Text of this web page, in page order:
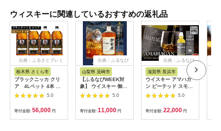
ウィスキーに関連しているおすすめの返礼品
出典：ふるさとプレミ
栃木県 さくら市
ブラックニッカ クリ
ア 4Lペット 4本 ｜
栃木県さくら市で熟成
ウィスキー お酒 酒 ハ
イボール お湯割り 水
割り ロック 飲む 国産
洋酒 ジャパニーズ ウ
5.0
寄付金額: 56,000 円
出典：ふるなび
山梨県 韮崎市
【ふるなびWEEK対
象】 ウイスキー 御勅
使(みだい) 700ml×3
本｜ウィスキー ハイ
5.0
寄付金額: 11,000 円
出典：ふるなび
滋賀県 長浜市
ウイスキー アマハガ
ン ピーテッド スモー
キーモルト
5.0
寄付金額: 22,000 円